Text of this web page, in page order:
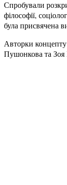
Спробували
філософії,
була присвячена
Авторки
Пушонкова та